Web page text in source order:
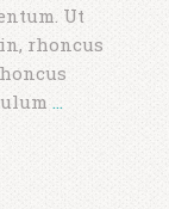
Ut
rhoncus
…